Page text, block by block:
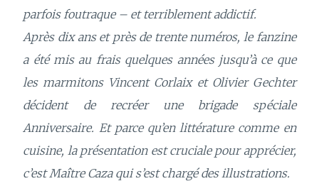
parfois foutraque – et terriblement addictif.
Après dix ans et près de trente numéros, le fanzine
a été mis au frais quelques années jusqu’à ce que
les marmitons Vincent Corlaix et Olivier Gechter
décident de recréer une brigade spéciale
Anniversaire. Et parce qu’en littérature comme en
cuisine, la présentation est cruciale pour apprécier,
c’est Maître Caza qui s’est chargé des illustrations.